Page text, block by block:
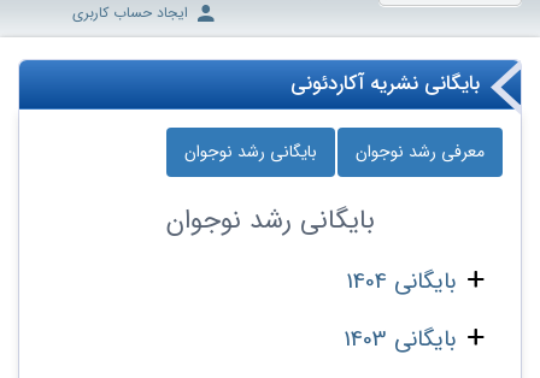
ایجاد حساب کاربری
بایگانی نشریه آکاردئونی
معرفی رشد نوجوان بایگانی رشد نوجوان
بایگانی رشد نوجوان
بایگانی 1404
بایگانی 1403